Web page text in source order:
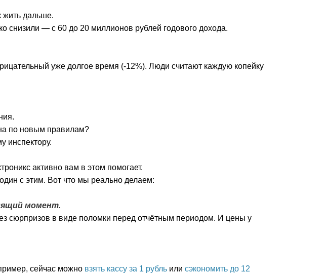
жить дальше.
— с 60 до 20 миллионов рублей годового дохода.
уже долгое время (-12%). Люди считают каждую копейку
по новым правилам?
инспектору.
активно вам в этом помогает.
с этим. Вот что мы реально делаем:
момент.
сюрпризов в виде поломки перед отчётным периодом. И цены у
сейчас можно взять кассу за 1 рубль или сэкономить до 12